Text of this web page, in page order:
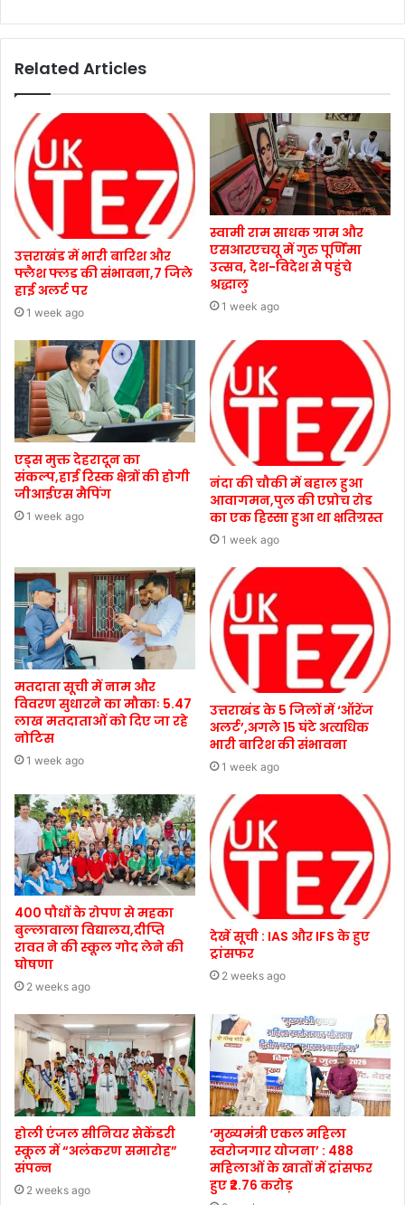
Related Articles
उत्तराखंड में भारी बारिश और
फ्लैश फ्लड की संभावना,7 जिले
हाई अलर्ट पर
1 week ago
स्वामी राम साधक ग्राम और
एसआरएचयू में गुरु पूर्णिमा
उत्सव, देश-विदेश से पहुंचे
श्रद्धालु
1 week ago
एड्स मुक्त देहरादून का
संकल्प,हाई रिस्क क्षेत्रों की होगी
जीआईएस मैपिंग
1 week ago
नंदा की चौकी में बहाल हुआ
आवागमन,पुल की एप्रोच रोड
का एक हिस्सा हुआ था क्षतिग्रस्त
1 week ago
मतदाता सूची में नाम और
विवरण सुधारने का मौकाः 5.47
लाख मतदाताओं को दिए जा रहे
नोटिस
1 week ago
उत्तराखंड के 5 जिलों में ‘ऑरेंज
अलर्ट’,अगले 15 घंटे अत्यधिक
भारी बारिश की संभावना
1 week ago
400 पौधों के रोपण से महका
बुल्लावाला विद्यालय,दीप्ति
रावत ने की स्कूल गोद लेने की
घोषणा
2 weeks ago
देखें सूची : IAS और IFS के हुए
ट्रांसफर
2 weeks ago
होली एंजल सीनियर सेकेंडरी
स्कूल में “अलंकरण समारोह”
संपन्न
2 weeks ago
‘मुख्यमंत्री एकल महिला
स्वरोजगार योजना’ : 488
महिलाओं के खातों में ट्रांसफर
हुए ₹2.76 करोड़